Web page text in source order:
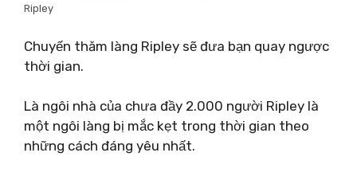
Ripley
Chuyến thăm làng Ripley sẽ đưa bạn quay ngược
thời gian.
Là ngôi nhà của chưa đầy 2.000 người Ripley là
một ngôi làng bị mắc kẹt trong thời gian theo
những cách đáng yêu nhất.